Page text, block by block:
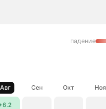
падение
Авг Сен Окт Ноя